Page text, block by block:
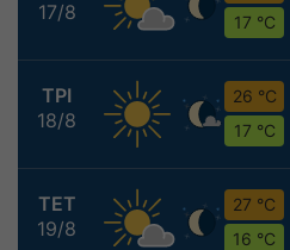
17/8
17 °C
ΤΡΙ
18/8
26 °C
17 °C
ΤΕΤ
19/8
27 °C
16 °C